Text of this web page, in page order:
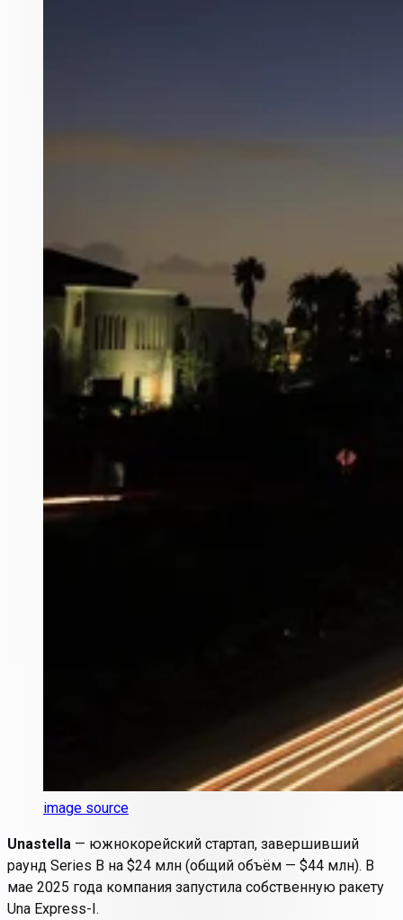
image source
Unastella — южнокорейский стартап, завершивший
раунд Series B на $24 млн (общий объём — $44 млн). В
мае 2025 года компания запустила собственную ракету
Una Express-I.